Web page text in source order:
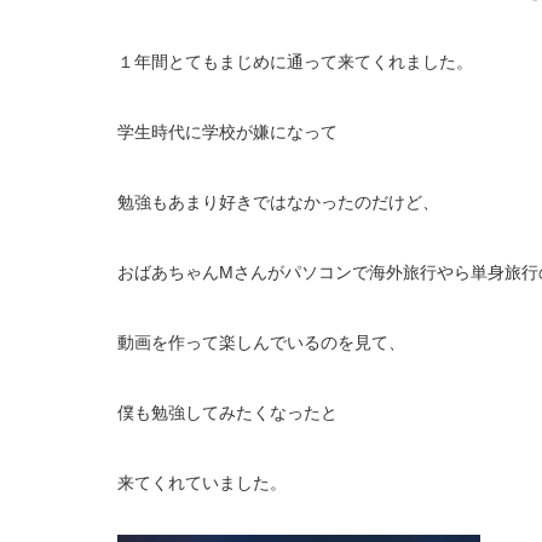
１年間とてもまじめに通って来てくれました。
学生時代に学校が嫌になって
勉強もあまり好きではなかったのだけど、
おばあちゃんMさんがパソコンで海外旅行やら単身旅行
動画を作って楽しんでいるのを見て、
僕も勉強してみたくなったと
来てくれていました。